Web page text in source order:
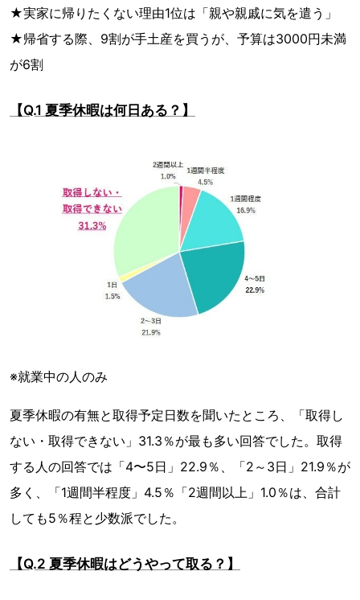
★実家に帰りたくない理由1位は「親や親戚に気を遣う」
★帰省する際、9割が手土産を買うが、予算は3000円未満
が6割
【Q.1 夏季休暇は何日ある？】
※就業中の人のみ
夏季休暇の有無と取得予定日数を聞いたところ、「取得し
ない・取得できない」31.3％が最も多い回答でした。取得
する人の回答では「4〜5日」22.9％、「2～3日」21.9％が
多く、「1週間半程度」4.5％「2週間以上」1.0％は、合計
しても5％程と少数派でした。
【Q.2 夏季休暇はどうやって取る？】